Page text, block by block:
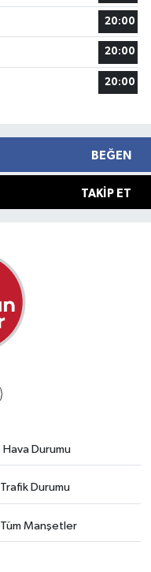
20:00
20:00
20:00
BEĞEN
TAKIP ET
Hava Durumu
Trafik Durumu
Tüm Manşetler